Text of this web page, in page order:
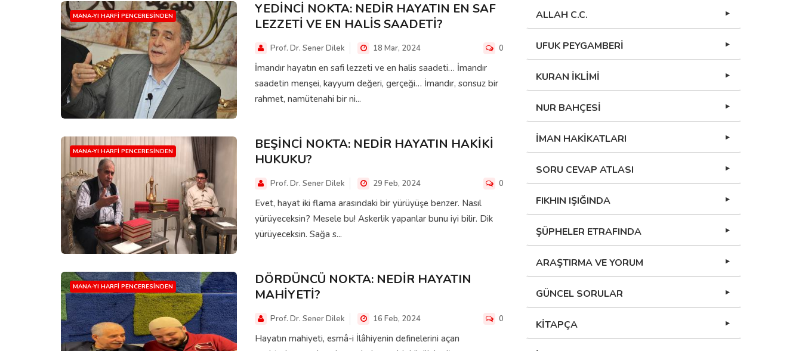
MANA-YI HARFI PENCERESINDEN
YEDİNCİ NOKTA: NEDİR HAYATIN EN SAF
LEZZETİ VE EN HALİS SAADETİ?
Prof. Dr. Sener Dilek 18 Mar, 2024 0
İmandır hayatın en safi lezzeti ve en halis saadeti… İmandır
saadetin menşei, kayyum değeri, gerçeği… İmandır, sonsuz bir
rahmet, namütenahi bir ni...
MANA-YI HARFI PENCERESINDEN
BEŞİNCİ NOKTA: NEDİR HAYATIN HAKİKİ
HUKUKU?
Prof. Dr. Sener Dilek 29 Feb, 2024 0
Evet, hayat iki flama arasındaki bir yürüyüşe benzer. Nasıl
yürüyeceksin? Mesele bu! Askerlik yapanlar bunu iyi bilir. Dik
yürüyeceksin. Sağa s...
MANA-YI HARFI PENCERESINDEN
DÖRDÜNCÜ NOKTA: NEDİR HAYATIN
MAHİYETİ?
Prof. Dr. Sener Dilek 16 Feb, 2024 0
Hayatın mahiyeti, esmâ-i İlâhiyenin definelerini açan
ALLAH C.C.
UFUK PEYGAMBERİ
KURAN İKLİMİ
NUR BAHÇESİ
İMAN HAKİKATLARI
SORU CEVAP ATLASI
FIKHIN IŞIĞINDA
ŞÜPHELER ETRAFINDA
ARAŞTIRMA VE YORUM
GÜNCEL SORULAR
KİTAPÇA